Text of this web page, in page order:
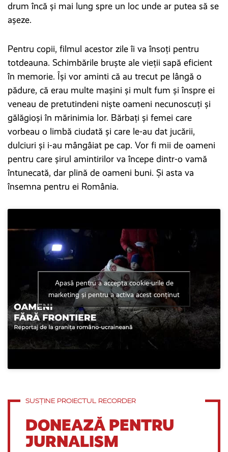
drum încă și mai lung spre un loc unde ar putea să se
așeze.
Pentru copii, filmul acestor zile îi va însoți pentru
totdeauna. Schimbările bruște ale vieții sapă eficient
în memorie. Își vor aminti că au trecut pe lângă o
pădure, că erau multe mașini și mult fum și înspre ei
veneau de pretutindeni niște oameni necunoscuți și
gălăgioși în mărinimia lor. Bărbați și femei care
vorbeau o limbă ciudată și care le-au dat jucării,
dulciuri și i-au mângâiat pe cap. Vor fi mii de oameni
pentru care șirul amintirilor va începe dintr-o vamă
întunecată, dar plină de oameni buni. Și asta va
însemna pentru ei România.
Apasă pentru a accepta cookie-urile de
marketing și pentru a activa acest conținut
SUSȚINE PROIECTUL RECORDER
DONEAZĂ PENTRU
JURNALISM